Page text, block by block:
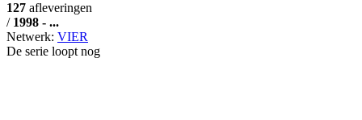
127 afleveringen
/ 1998 - ...
Netwerk: VIER
De serie loopt nog